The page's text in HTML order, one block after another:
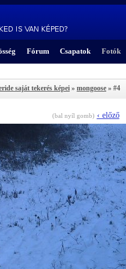
Fórum Csapatok Fotók
saját tekerés képei » mongoose » #4
(bal nyíl gomb) ‹ előző